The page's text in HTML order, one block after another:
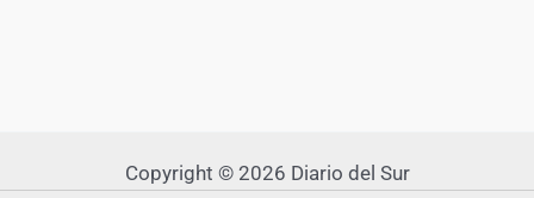
Copyright © 2026 Diario del Sur